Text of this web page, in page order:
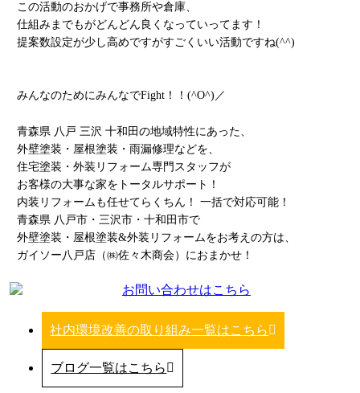
この活動のおかげで事務所や倉庫、
仕組みまでもがどんどん良くなっていってます！
提案数設定が少し高めですがすごくいい活動ですね(^^)
みんなのためにみんなでFight！！(^O^)／
青森県 八戸 三沢 十和田の地域特性にあった、
外壁塗装・屋根塗装・雨漏修理などを、
住宅塗装・外装リフォーム専門スタッフが
お客様の大事な家をトータルサポート！
内装リフォームも任せてらくちん！ 一括で対応可能！
青森県 八戸市・三沢市・十和田市で
外壁塗装・屋根塗装&外装リフォームをお考えの方は、
ガイソー八戸店（㈱佐々木商会）におまかせ！
社内環境改善の取り組み一覧はこちら
ブログ一覧はこちら